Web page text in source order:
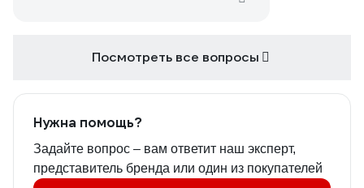
Посмотреть все вопросы
Нужна помощь?
Задайте вопрос – вам ответит наш эксперт,
представитель бренда или один из покупателей